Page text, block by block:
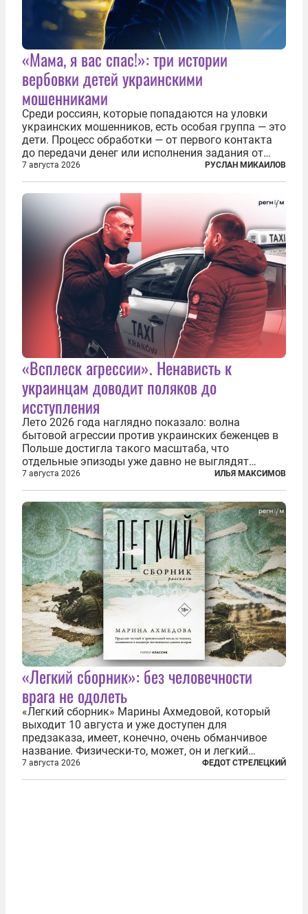
«Мама, я вас спас!»: три истории
вербовки детей украинскими
мошенниками
Среди россиян, которые попадаются на уловки
украинских мошенников, есть особая группа — это
дети. Процесс обработки — от первого контакта
до передачи денег или исполнения задания от
кураторов может занять от двух часов до
нескольких месяцев. Детей превращают в
послушных исполнителей, которые...
7 августа 2026 РУСЛАН МИКАИЛОВ
«Всплеск агрессии». Ненависть к
украинцам доводит поляков до
исступления
Лето 2026 года наглядно показало: волна
бытовой агрессии против украинских беженцев в
Польше достигла такого масштаба, что
отдельные эпизоды уже давно не выглядят
случайными. Поляки, судя по происходящему,
буквально теряют рассудок от ненависти к
украинским беженцам, и каждый новый случай
по-своему...
7 августа 2026 ИЛЬЯ МАКСИМОВ
«Легкий сборник»: без человечности
врага не одолеть
«Легкий сборник» Марины Ахмедовой, который
выходит 10 августа и уже доступен для
предзаказа, имеет, конечно, очень обманчивое
название. Физически-то, может, он и легкий
относительно. Но метафизически —
безотносительно тяжелый. Десять рассказов,
7 августа 2026 ФЕДОТ СТРЕЛЕЦКИЙ